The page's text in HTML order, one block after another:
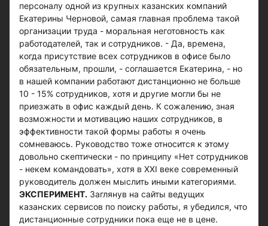
персоналу одной из крупных казанских компаний
Екатерины Черновой, самая главная проблема такой
организации труда - моральная неготовность как
работодателей, так и сотрудников. - Да, времена,
когда присутствие всех сотрудников в офисе было
обязательным, прошли, - соглашается Екатерина, - но
в нашей компании работают дистанционно не больше
10 - 15% сотрудников, хотя и другие могли бы не
приезжать в офис каждый день. К сожалению, зная
возможности и мотивацию наших сотрудников, в
эффективности такой формы работы я очень
сомневаюсь. Руководство тоже относится к этому
довольно скептически - по принципу «Нет сотрудников
- некем командовать», хотя в XXI веке современный
руководитель должен мыслить иными категориями.
ЭКСПЕРИМЕНТ. Заглянув на сайты ведущих
казанских сервисов по поиску работы, я убедился, что
дистанционные сотрудники пока еще не в цене.